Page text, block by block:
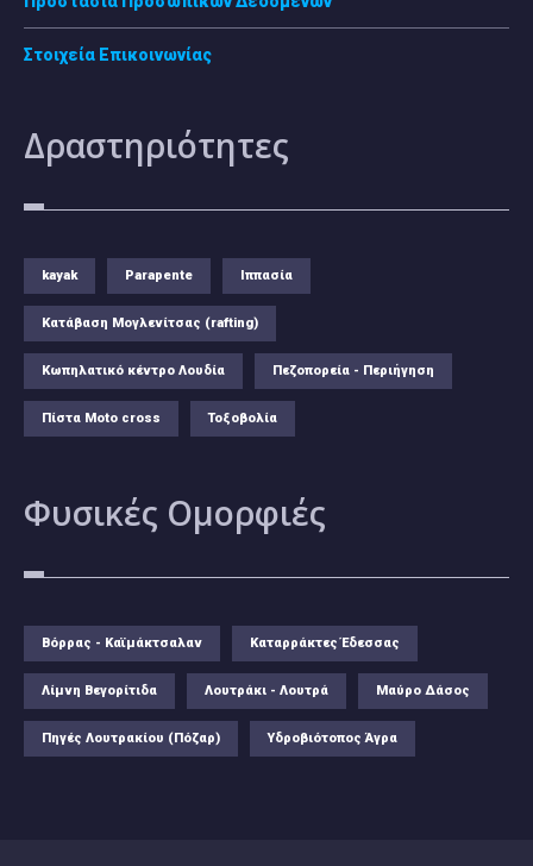
Στοιχεία Επικοινωνίας
Δραστηριότητες
kayak Parapente Ιππασία
Κατάβαση Μογλενίτσας (rafting)
Κωπηλατικό κέντρο Λουδία Πεζοπορεία - Περιήγηση
Πίστα Moto cross Τοξοβολία
Φυσικές Ομορφιές
Βόρρας - Καϊμάκτσαλαν Καταρράκτες Έδεσσας
Λίμνη Βεγορίτιδα Λουτράκι - Λουτρά Μαύρο Δάσος
Πηγές Λουτρακίου (Πόζαρ) Υδροβιότοπος Άγρα